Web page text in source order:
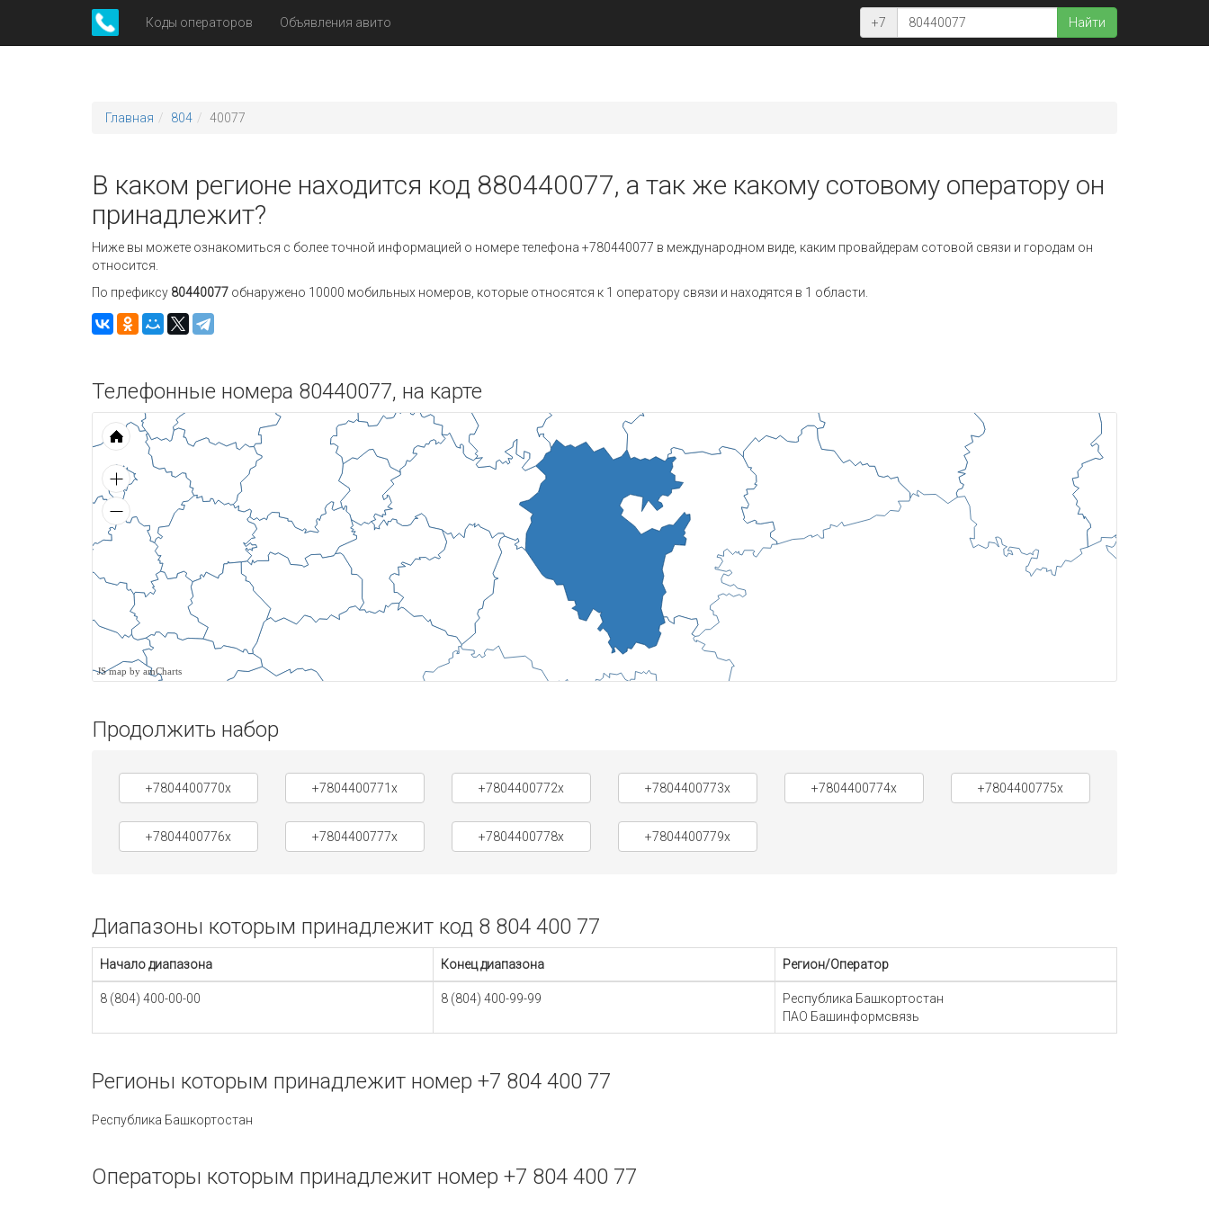
Коды операторов Объявления авито +7 Найти
Главная 804 40077
В каком регионе находится код 880440077, а так же какому сотовому оператору он
принадлежит?
Ниже вы можете ознакомиться с более точной информацией о номере телефона +780440077 в международном виде, каким провайдерам сотовой связи и городам он
относится.
По префиксу 80440077 обнаружено 10000 мобильных номеров, которые относятся к 1 оператору связи и находятся в 1 области.
Телефонные номера 80440077, на карте
JS map by amCharts
Продолжить набор
+7804400770x +7804400771x +7804400772x +7804400773x +7804400774x +7804400775x
+7804400776x +7804400777x +7804400778x +7804400779x
Диапазоны которым принадлежит код 8 804 400 77
Начало диапазона Конец диапазона Регион/Оператор
8 (804) 400-00-00 8 (804) 400-99-99
Республика Башкортостан
ПАО Башинформсвязь
Регионы которым принадлежит номер +7 804 400 77
Республика Башкортостан
Операторы которым принадлежит номер +7 804 400 77